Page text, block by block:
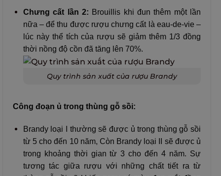
Chưng cất lần 2: Brouillis khi đun thêm một lần
nữa – để thu được rượu chưng cất là eau-de-vie –
lúc này thể tích của rượu sẽ giảm thêm 1/3 đồng
thời nồng độ cồn đã tăng lên 70%.
Quy trình sản xuất của rượu Brandy
Công đoạn ủ trong thùng gỗ sồi:
Brandy loại I thường sẽ được ủ trong thùng gỗ sồi
từ 5 cho đến 10 năm, Còn Brandy loại II sẽ được ủ
trong khoảng thời gian từ 3 cho đến 4 năm. Sự
tương tác giữa rượu với những chất tiết ra từ